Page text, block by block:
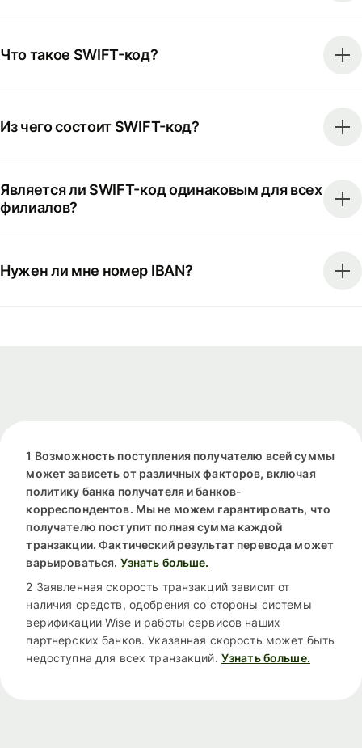
Что такое SWIFT-код?
Из чего состоит SWIFT-код?
Является ли SWIFT-код одинаковым для всех
филиалов?
Нужен ли мне номер IBAN?
1 Возможность поступления получателю всей суммы
может зависеть от различных факторов, включая
политику банка получателя и банков-
корреспондентов. Мы не можем гарантировать, что
получателю поступит полная сумма каждой
транзакции. Фактический результат перевода может
варьироваться. Узнать больше.
2 Заявленная скорость транзакций зависит от
наличия средств, одобрения со стороны системы
верификации Wise и работы сервисов наших
партнерских банков. Указанная скорость может быть
недоступна для всех транзакций. Узнать больше.